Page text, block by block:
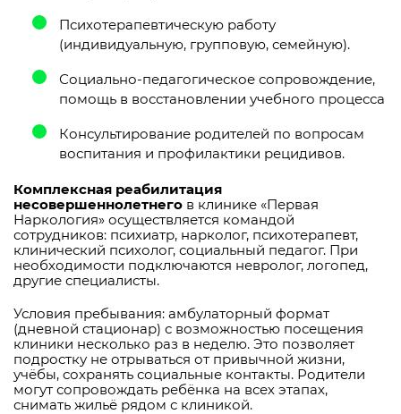
Психотерапевтическую работу
(индивидуальную, групповую, семейную).
Социально-педагогическое сопровождение,
помощь в восстановлении учебного процесса
Консультирование родителей по вопросам
воспитания и профилактики рецидивов.
Комплексная реабилитация
несовершеннолетнего в клинике «Первая
Наркология» осуществляется командой
сотрудников: психиатр, нарколог, психотерапевт,
клинический психолог, социальный педагог. При
необходимости подключаются невролог, логопед,
другие специалисты.
Условия пребывания: амбулаторный формат
(дневной стационар) с возможностью посещения
клиники несколько раз в неделю. Это позволяет
подростку не отрываться от привычной жизни,
учёбы, сохранять социальные контакты. Родители
могут сопровождать ребёнка на всех этапах,
снимать жильё рядом с клиникой.